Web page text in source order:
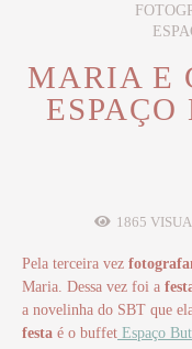
MARIA E
1865
Pela terceira vez
Maria. Dessa vez foi a
a novelinha do SBT que
festa é o buffet Espaço